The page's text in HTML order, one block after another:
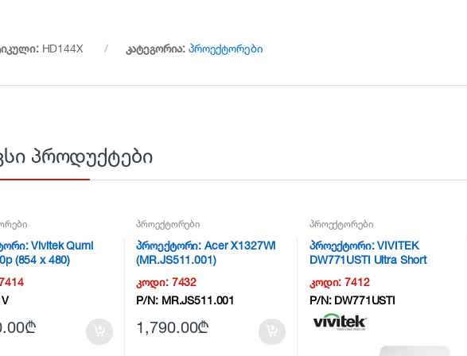
HD144X კატეგორია: პროექტორები
პროდუქტები
Vivitek Qumi
(854 x 480)
250 ANSI Lumens
source last up to
8,000 mAh
5W x2 Bluetooth
10,000:1 contrast
₾
პროექტორები
პროექტორი: Acer X1327Wi
(MR.JS511.001)
კოდი: 7432
P/N: MR.JS511.001
1,790.00₾
პროექტორები
პროექტორი: VIVITEK
DW771USTI Ultra Short
Throw Interactive Projector
კოდი:7412
P/N: DW771USTI